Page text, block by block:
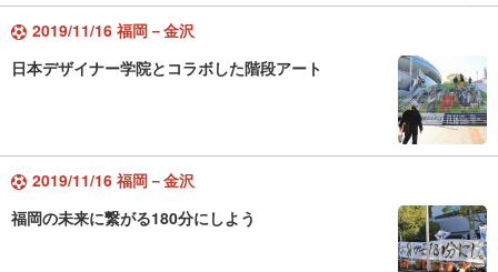
2019/11/16 福岡－金沢
日本デザイナー学院とコラボした階段アート
2019/11/16 福岡－金沢
福岡の未来に繋がる180分にしよう